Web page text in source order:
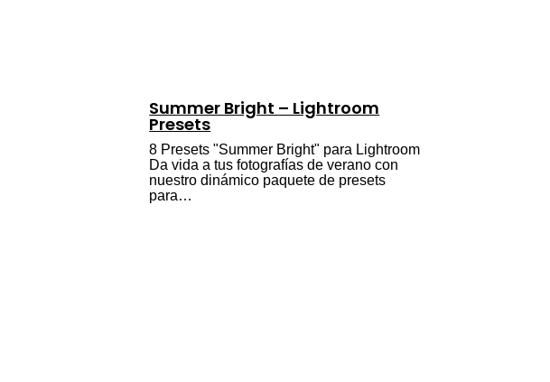
Summer Bright – Lightroom
Presets
8 Presets "Summer Bright" para Lightroom
Da vida a tus fotografías de verano con
nuestro dinámico paquete de presets
para…